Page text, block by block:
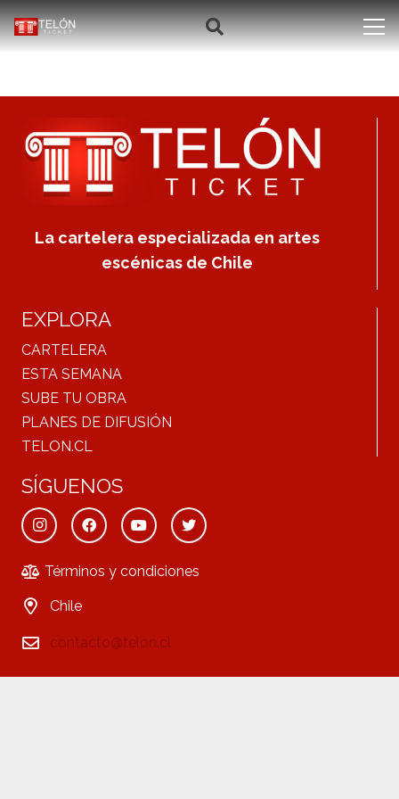
La cartelera especializada en artes
escénicas de Chile
EXPLORA
CARTELERA
ESTA SEMANA
SUBE TU OBRA
PLANES DE DIFUSIÓN
TELON.CL
SÍGUENOS
Términos y condiciones
Chile
contacto@telon.cl